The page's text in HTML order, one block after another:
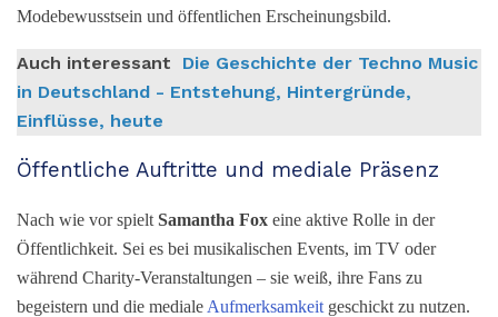
Modebewusstsein und öffentlichen Erscheinungsbild.
Auch interessant
Die Geschichte der Techno Music
in Deutschland - Entstehung, Hintergründe,
Einflüsse, heute
Öffentliche Auftritte und mediale Präsenz
Nach wie vor spielt Samantha Fox eine aktive Rolle in der
Öffentlichkeit. Sei es bei musikalischen Events, im TV oder
während Charity-Veranstaltungen – sie weiß, ihre Fans zu
begeistern und die mediale Aufmerksamkeit geschickt zu nutzen.